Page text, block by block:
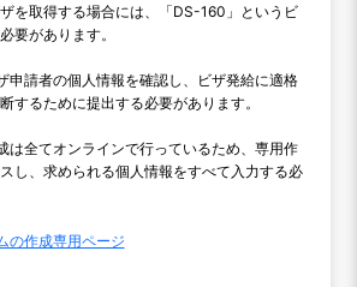
を取得する場合には、「DS-160」というビ
要があります。
申請者の個人情報を確認し、ビザ発給に適格
するために提出する必要があります。
は全てオンラインで行っているため、専用作
し、求められる個人情報をすべて入力する必
の作成専用ページ